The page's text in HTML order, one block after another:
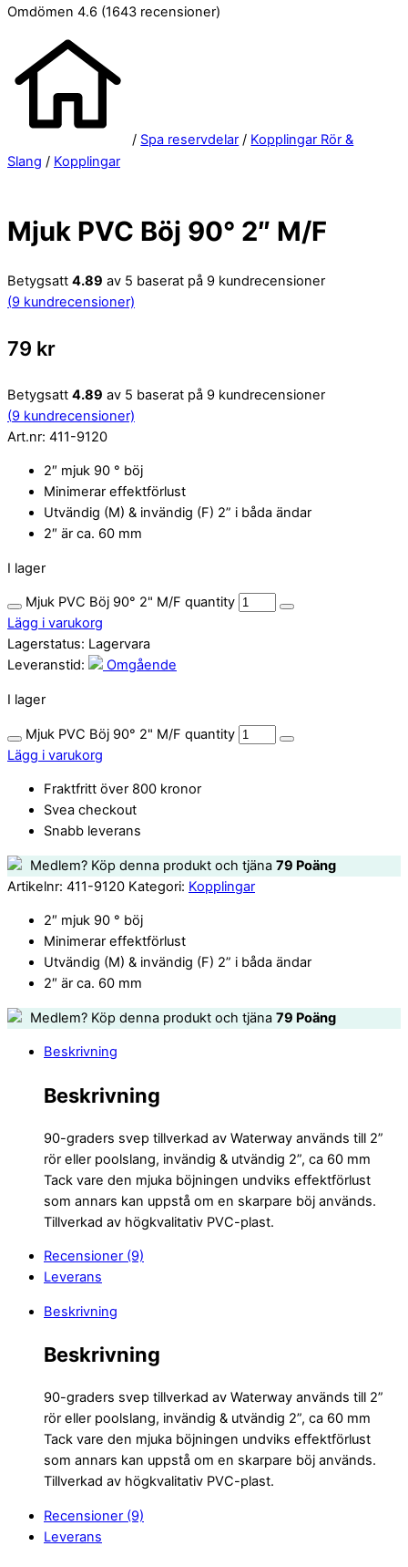
Omdömen 4.6 (1643 recensioner)
/ Spa reservdelar / Kopplingar Rör &
Slang / Kopplingar
Mjuk PVC Böj 90° 2″ M/F
Betygsatt 4.89 av 5 baserat på 9 kundrecensioner
(9 kundrecensioner)
79 kr
Betygsatt 4.89 av 5 baserat på 9 kundrecensioner
(9 kundrecensioner)
Art.nr: 411-9120
2″ mjuk 90 ° böj
Minimerar effektförlust
Utvändig (M) & invändig (F) 2” i båda ändar
2″ är ca. 60 mm
I lager
Mjuk PVC Böj 90° 2" M/F quantity
Lägg i varukorg
Lagerstatus: Lagervara
Leveranstid:
Omgående
I lager
Mjuk PVC Böj 90° 2" M/F quantity
Lägg i varukorg
Fraktfritt över 800 kronor
Svea checkout
Snabb leverans
Medlem? Köp denna produkt och tjäna 79 Poäng
Artikelnr: 411-9120 Kategori: Kopplingar
2″ mjuk 90 ° böj
Minimerar effektförlust
Utvändig (M) & invändig (F) 2” i båda ändar
2″ är ca. 60 mm
Medlem? Köp denna produkt och tjäna 79 Poäng
Beskrivning
Beskrivning
90-graders svep tillverkad av Waterway används till 2”
rör eller poolslang, invändig & utvändig 2”, ca 60 mm
Tack vare den mjuka böjningen undviks effektförlust
som annars kan uppstå om en skarpare böj används.
Tillverkad av högkvalitativ PVC-plast.
Recensioner (9)
Leverans
Beskrivning
Beskrivning
90-graders svep tillverkad av Waterway används till 2”
rör eller poolslang, invändig & utvändig 2”, ca 60 mm
Tack vare den mjuka böjningen undviks effektförlust
som annars kan uppstå om en skarpare böj används.
Tillverkad av högkvalitativ PVC-plast.
Recensioner (9)
Leverans